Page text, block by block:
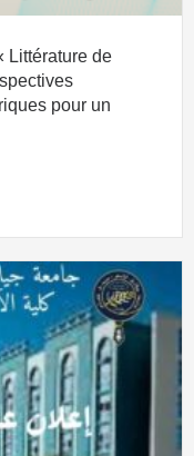
Littérature de
pour un